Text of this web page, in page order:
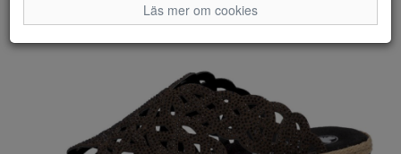
Läs mer om cookies